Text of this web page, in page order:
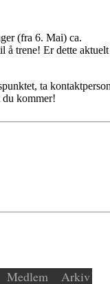
(fra 6. Mai) ca.
å trene! Er dette aktuelt
ta
kommer!
Medlem Arkiv